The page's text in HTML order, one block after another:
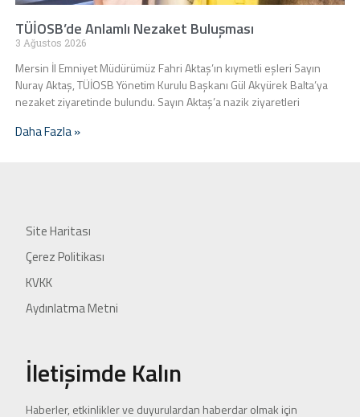
TÜİOSB’de Anlamlı Nezaket Buluşması
3 Ağustos 2026
Mersin İl Emniyet Müdürümüz Fahri Aktaş’ın kıymetli eşleri Sayın
Nuray Aktaş, TÜİOSB Yönetim Kurulu Başkanı Gül Akyürek Balta’ya
nezaket ziyaretinde bulundu. Sayın Aktaş’a nazik ziyaretleri
Daha Fazla »
Site Haritası
Çerez Politikası
KVKK
Aydınlatma Metni
İletişimde Kalın
Haberler, etkinlikler ve duyurulardan haberdar olmak için